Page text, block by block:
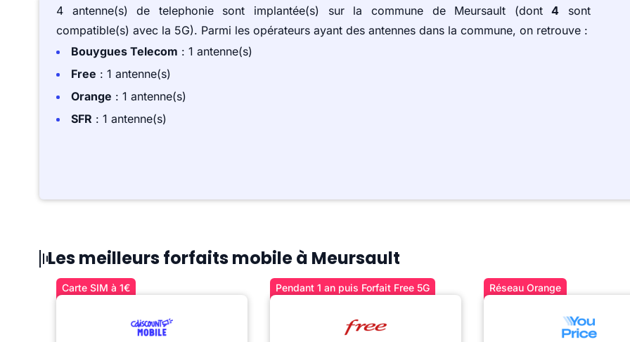
4 antenne(s) de telephonie sont implantée(s) sur la commune de Meursault (dont4 sont
compatible(s) avec la 5G). Parmi les opérateurs ayant des antennes dans la commune, on retrouve :
Bouygues Telecom : 1 antenne(s)
Free : 1 antenne(s)
Orange : 1 antenne(s)
SFR : 1 antenne(s)
Les meilleurs forfaits mobile à Meursault
Carte SIM à 1€ Pendant 1 an puis Forfait Free 5G Réseau Orange